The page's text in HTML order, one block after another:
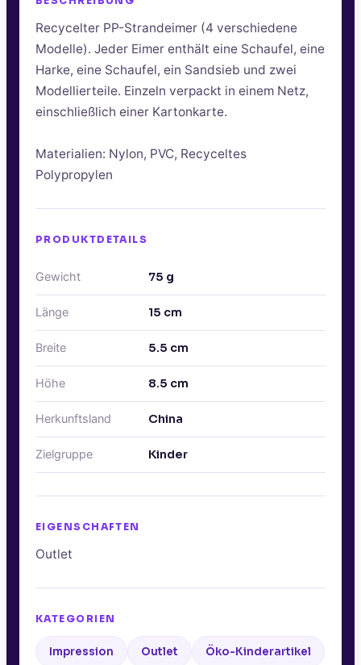
Recycelter PP-Strandeimer (4 verschiedene
Modelle). Jeder Eimer enthält eine Schaufel, eine
Harke, eine Schaufel, ein Sandsieb und zwei
Modellierteile. Einzeln verpackt in einem Netz,
einschließlich einer Kartonkarte.
Materialien: Nylon, PVC, Recyceltes
Polypropylen
PRODUKTDETAILS
Gewicht 75 g
Länge 15 cm
Breite 5.5 cm
Höhe 8.5 cm
Herkunftsland China
Zielgruppe Kinder
EIGENSCHAFTEN
Outlet
KATEGORIEN
Impression Outlet Öko-Kinderartikel